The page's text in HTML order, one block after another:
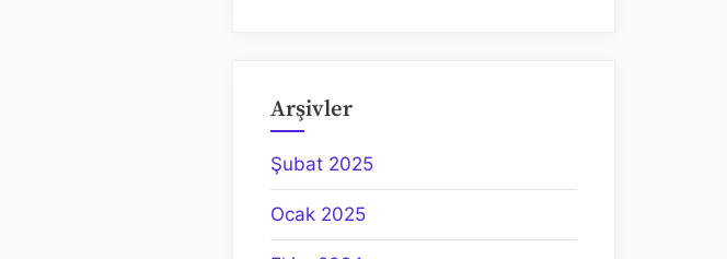
Arşivler
Şubat 2025
Ocak 2025